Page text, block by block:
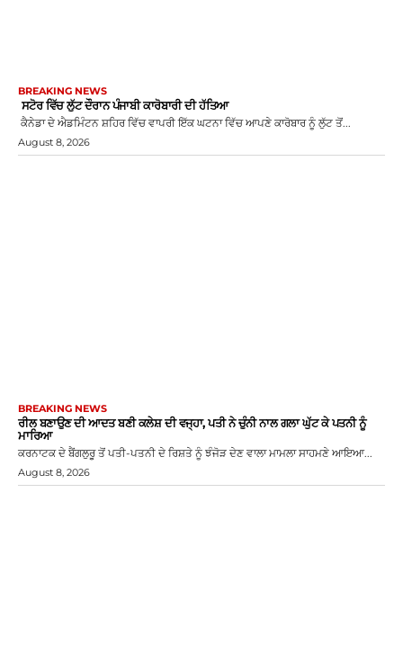
BREAKING NEWS
ਸਟੋਰ ਵਿੱਚ ਲੁੱਟ ਦੌਰਾਨ ਪੰਜਾਬੀ ਕਾਰੋਬਾਰੀ ਦੀ ਹੱਤਿਆ
ਕੈਨੇਡਾ ਦੇ ਐਡਮਿੰਟਨ ਸ਼ਹਿਰ ਵਿੱਚ ਵਾਪਰੀ ਇੱਕ ਘਟਨਾ ਵਿੱਚ ਆਪਣੇ ਕਾਰੋਬਾਰ ਨੂੰ ਲੁੱਟ ਤੋਂ...
August 8, 2026
BREAKING NEWS
ਰੀਲ ਬਣਾਉਣ ਦੀ ਆਦਤ ਬਣੀ ਕਲੇਸ਼ ਦੀ ਵਜ੍ਹਾ, ਪਤੀ ਨੇ ਚੁੰਨੀ ਨਾਲ ਗਲਾ ਘੁੱਟ ਕੇ ਪਤਨੀ ਨੂੰ
ਮਾਰਿਆ
ਕਰਨਾਟਕ ਦੇ ਬੈਂਗਲੁਰੂ ਤੋਂ ਪਤੀ-ਪਤਨੀ ਦੇ ਰਿਸ਼ਤੇ ਨੂੰ ਝੰਜੋੜ ਦੇਣ ਵਾਲਾ ਮਾਮਲਾ ਸਾਹਮਣੇ ਆਇਆ...
August 8, 2026